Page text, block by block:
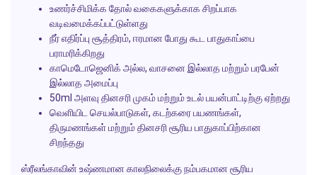
உணர்ச்சிமிக்க தோல் வகைகளுக்காக சிறப்பாக
வடிவமைக்கப்பட்டுள்ளது
நீர் எதிர்ப்பு சூத்திரம், ஈரமான போது கூட பாதுகாப்பை
பராமரிக்கிறது
காமெடோஜெனிக் அல்ல, வாசனை இல்லாத மற்றும் பரபேன்
இல்லாத அமைப்பு
50ml அளவு தினசரி முகம் மற்றும் உடல் பயன்பாட்டிற்கு ஏற்றது
வெளியிட செயல்பாடுகள், கடற்கரை பயணங்கள்,
திருமணங்கள் மற்றும் தினசரி சூரிய பாதுகாப்பிற்கான
சிறந்தது
ஸ்ரீலங்காவின் உஷ்ணமான காலநிலைக்கு நம்பகமான சூரிய